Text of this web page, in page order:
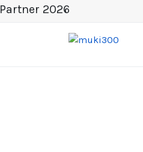
Partner 2026